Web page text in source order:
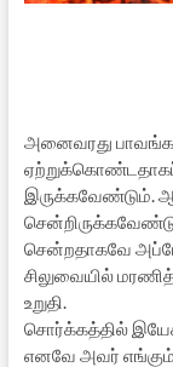
அனைவரது
இருக்கவேண்டும்.
சென்றதாகவே
சிலுவையில்
உறுதி.
சொர்க்கத்தில்
எனவே அவர் எங்கும்